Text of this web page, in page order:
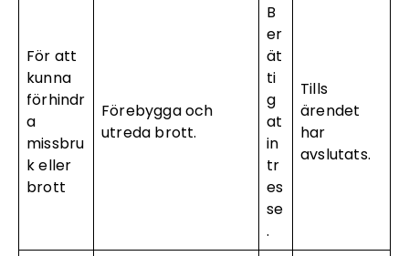
För att
kunna
förhindr
a
missbru
k eller
brott
Förebygga och
utreda brott.
B
er
ät
ti
g
at
in
tr
es
se
.
Tills
ärendet
har
avslutats.